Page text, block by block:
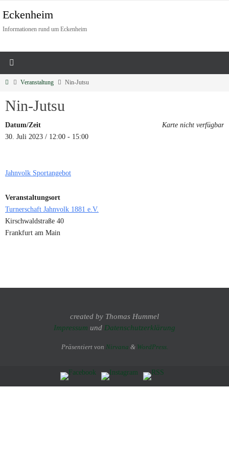
Eckenheim
Informationen rund um Eckenheim
Veranstaltung Nin-Jutsu
Nin-Jutsu
Karte nicht verfügbar
Datum/Zeit
30. Juli 2023 / 12:00 - 15:00
Jahnvolk Sportangebot
Veranstaltungsort
Turnerschaft Jahnvolk 1881 e.V.
Kirschwaldstraße 40
Frankfurt am Main
created by Thomas Hummel
Impressum und Datenschutzerklärung
Präsentiert von Nirvana & WordPress.